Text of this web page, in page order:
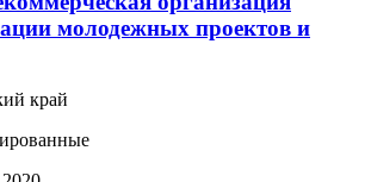
молодежных проектов и
край